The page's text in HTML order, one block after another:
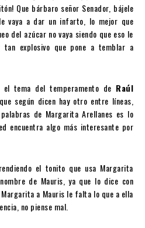
Que bárbaro señor Senador, bájele
vaya a dar un infarto, lo mejor que
del azúcar no vaya siendo que eso le
tan explosivo que pone a temblar a
el tema del temperamento de Raúl
según dicen hay otro entre líneas,
de Margarita Arellanes es lo
encuentra algo más interesante por
el tonito que usa Margarita
de Mauris, ya que lo dice con
a Mauris le falta lo que a ella
no piense mal.